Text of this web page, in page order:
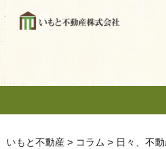
購入の流れ
住居
売買物件
いもと不動産> コラム > 日々、不